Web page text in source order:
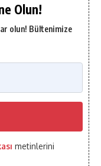
Olun!
olun! Bültenimize
metinlerini